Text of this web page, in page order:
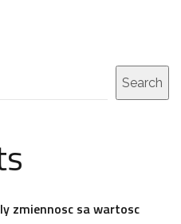
Search
zmiennosc sa wartosc